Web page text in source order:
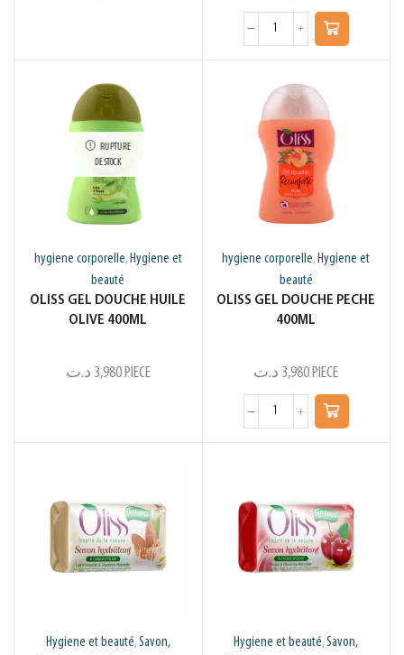
RUPTURE
DE STOCK
hygiene corporelle, Hygiene et
beauté
OLISS GEL DOUCHE HUILE
OLIVE 400ML
3,980 د.ت PIECE
hygiene corporelle, Hygiene et
beauté
OLISS GEL DOUCHE PECHE
400ML
3,980 د.ت PIECE
Hygiene et beauté, Savon,
Hygiene et beauté,Savon,